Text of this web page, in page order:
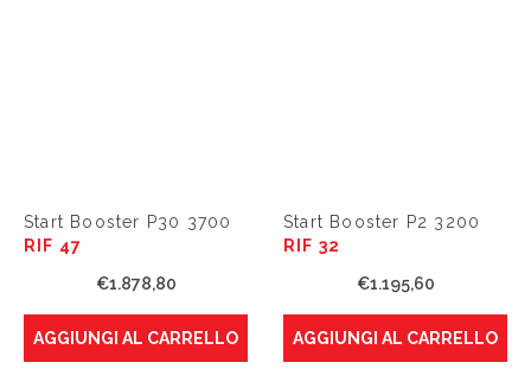
Start Booster P30 3700
RIF 47
€1.878,80
AGGIUNGI AL CARRELLO
Start Booster P2 3200
RIF 32
€1.195,60
AGGIUNGI AL CARRELLO